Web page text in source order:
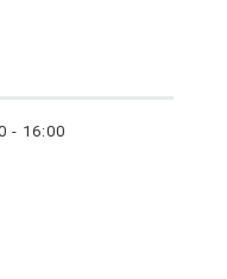
- 16:00